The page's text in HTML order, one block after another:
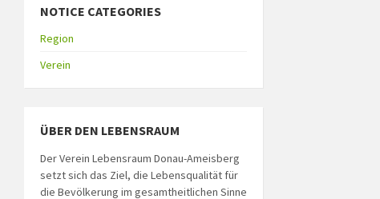
NOTICE CATEGORIES
Region
Verein
ÜBER DEN LEBENSRAUM
Der Verein Lebensraum Donau-Ameisberg
setzt sich das Ziel, die Lebensqualität für
die Bevölkerung im gesamtheitlichen Sinne